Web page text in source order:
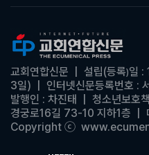
교회연합신문 | 설립(등록)일 :
3일)
인터넷신문등록번호 :
발행인 : 차진태 | 청소년보호
경궁로16길 73-10 지하1층
Copyright ⓒ